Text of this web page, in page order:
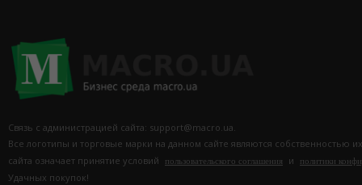
Связь с администрацией сайта: support@macro.ua.
Все логотипы и торговые марки на данном сайте являются собственностью
сайта означает принятие условий
пользовательского соглашения и политики
Удачных покупок!